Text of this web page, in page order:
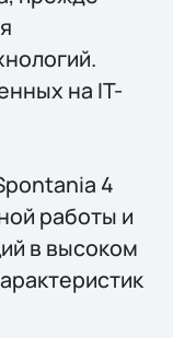
на IT-
4
работы и
в высоком